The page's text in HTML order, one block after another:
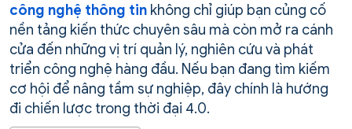
công nghệ thông tin không chỉ giúp bạn củng cố
nền tảng kiến thức chuyên sâu mà còn mở ra cánh
cửa đến những vị trí quản lý, nghiên cứu và phát
triển công nghệ hàng đầu. Nếu bạn đang tìm kiếm
cơ hội để nâng tầm sự nghiệp, đây chính là hướng
đi chiến lược trong thời đại 4.0.